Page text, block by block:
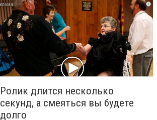
i
Ролик длится несколько
секунд, а смеяться вы будете
долго